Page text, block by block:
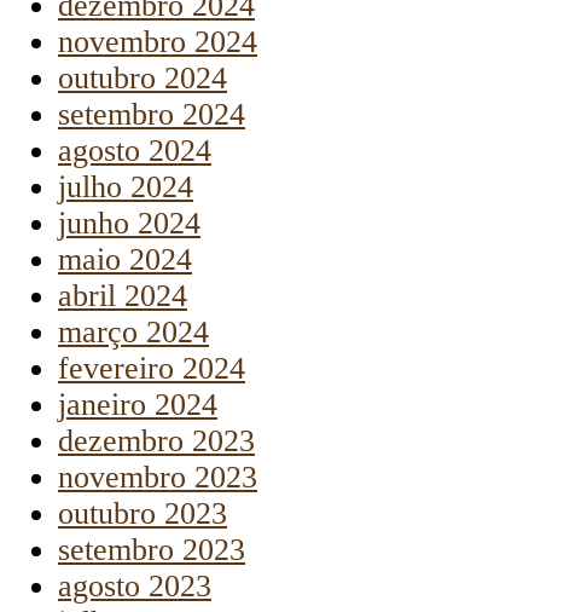
novembro 2024
outubro 2024
setembro 2024
agosto 2024
julho 2024
junho 2024
maio 2024
abril 2024
março 2024
fevereiro 2024
janeiro 2024
dezembro 2023
novembro 2023
outubro 2023
setembro 2023
agosto 2023